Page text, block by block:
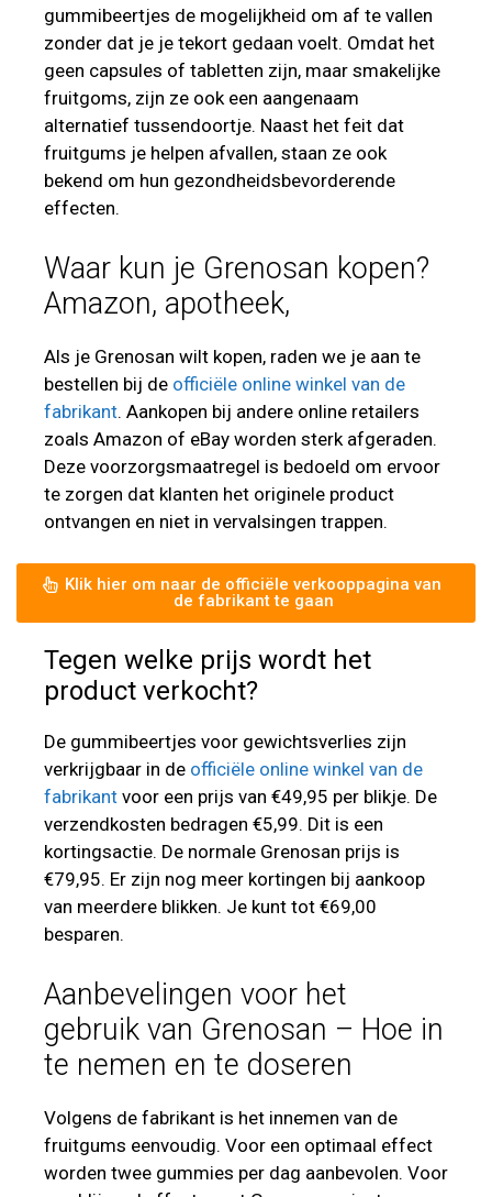
gummibeertjes de mogelijkheid om af te vallen
zonder dat je je tekort gedaan voelt. Omdat het
geen capsules of tabletten zijn, maar smakelijke
fruitgoms, zijn ze ook een aangenaam
alternatief tussendoortje. Naast het feit dat
fruitgums je helpen afvallen, staan ze ook
bekend om hun gezondheidsbevorderende
effecten.
Waar kun je Grenosan kopen?
Amazon, apotheek,
Als je Grenosan wilt kopen, raden we je aan te
bestellen bij de officiële online winkel van de
fabrikant. Aankopen bij andere online retailers
zoals Amazon of eBay worden sterk afgeraden.
Deze voorzorgsmaatregel is bedoeld om ervoor
te zorgen dat klanten het originele product
ontvangen en niet in vervalsingen trappen.
Klik hier om naar de officiële verkooppagina van
de fabrikant te gaan
Tegen welke prijs wordt het
product verkocht?
De gummibeertjes voor gewichtsverlies zijn
verkrijgbaar in de officiële online winkel van de
fabrikant voor een prijs van €49,95 per blikje. De
verzendkosten bedragen €5,99. Dit is een
kortingsactie. De normale Grenosan prijs is
€79,95. Er zijn nog meer kortingen bij aankoop
van meerdere blikken. Je kunt tot €69,00
besparen.
Aanbevelingen voor het
gebruik van Grenosan – Hoe in
te nemen en te doseren
Volgens de fabrikant is het innemen van de
fruitgums eenvoudig. Voor een optimaal effect
worden twee gummies per dag aanbevolen. Voor